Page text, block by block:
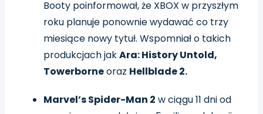
Booty poinformował, że XBOX w przyszłym
roku planuje ponownie wydawać co trzy
miesiące nowy tytuł. Wspomniał o takich
produkcjach jakAra: History Untold,
Towerborneoraz Hellblade 2.
Marvel’s Spider-Man 2 w ciągu 11 dni od